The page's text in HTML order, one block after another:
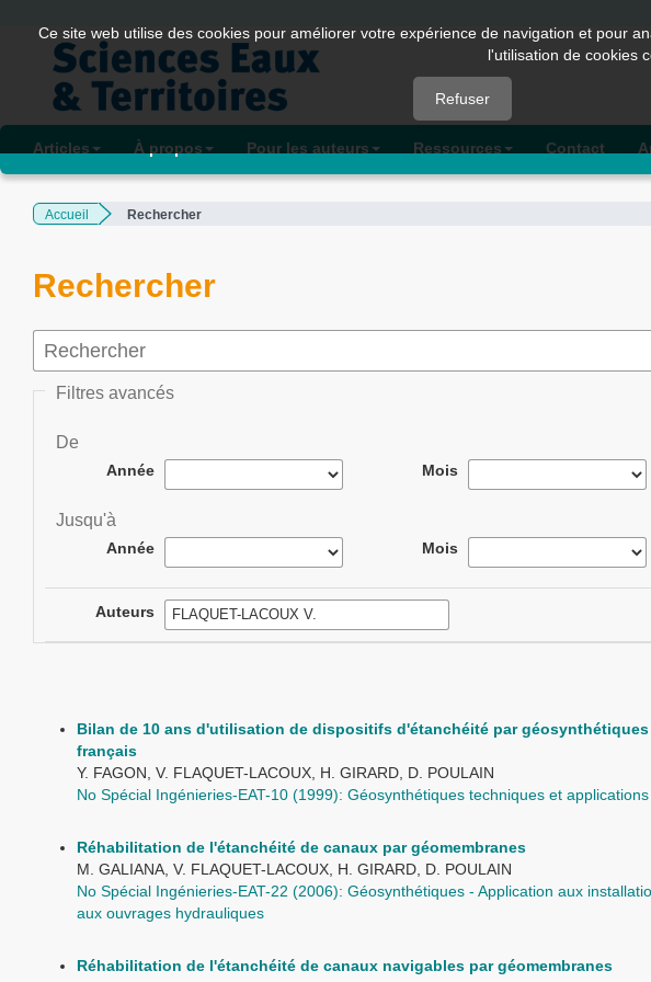
Quick
jump
page
content
Navigation
Main
Sidebar
Articles À propos Pour les auteurs Ressources Contact
Accueil Rechercher
Rechercher
Filtres avancés
De
Année Mois
Jusqu'à
Année Mois
Auteurs
Bilan de 10 ans d'utilisation de dispositifs d'étanchéité par
français
Y. FAGON, V. FLAQUET-LACOUX, H. GIRARD, D. POULAIN
No Spécial Ingénieries-EAT-10 (1999): Géosynthétiques techniques et applications
Réhabilitation de l'étanchéité de canaux par géomembranes
M. GALIANA, V. FLAQUET-LACOUX, H. GIRARD, D. POULAIN
No Spécial Ingénieries-EAT-22 (2006): Géosynthétiques - Application aux
aux ouvrages hydrauliques
Réhabilitation de l'étanchéité de canaux navigables par géomembranes
Ce site web utilise des cookies pour améliorer votre expérience de navigation et pour
l'utilisation de cookies
Refuser